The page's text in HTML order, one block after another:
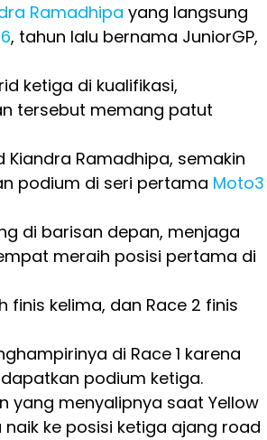
Ramadhipa yang langsung
, tahun lalu bernama JuniorGP,
ketiga di kualifikasi,
tersebut memang patut
Kiandra Ramadhipa, semakin
podium di seri pertama Moto3
di barisan depan, menjaga
meraih posisi pertama di
finis kelima, dan Race 2 finis
di Race 1 karena
podium ketiga.
yang menyalipnya saat Yellow
ke posisi ketiga ajang road